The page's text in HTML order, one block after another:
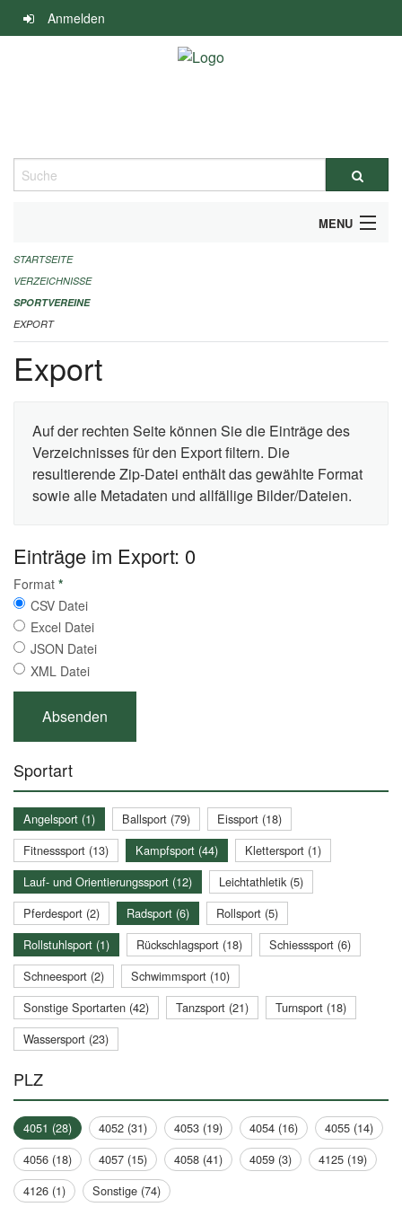
Navigation
überspringen
Anmelden
Suche
MENU
ALLGEMEINE INFORMATIONEN
FINANZIELLE UNTERSTÜTZUNG BENÖTIGT?
KONTAKT
STARTSEITE
VERZEICHNISSE
SPORTVEREINE
EXPORT
Export
Auf der rechten Seite können Sie die Einträge des
Verzeichnisses für den Export filtern. Die
resultierende Zip-Datei enthält das gewählte Format
sowie alle Metadaten und allfällige Bilder/Dateien.
Einträge im Export: 0
Format *
CSV Datei
Excel Datei
JSON Datei
XML Datei
Sportart
Angelsport (1) Ballsport (79)
Eissport (18)
Fitnesssport (13)
Kampfsport (44)
Klettersport (1)
Lauf- und Orientierungssport (12)
Leichtathletik (5)
Pferdesport (2)
Radsport (6)
Rollsport (5)
Rollstuhlsport (1)
Rückschlagsport (18)
Schiesssport (6)
Schneesport (2)
Schwimmsport (10)
Sonstige Sportarten (42)
Tanzsport (21)
Turnsport (18)
Wassersport (23)
PLZ
4051 (28) 4052 (31) 4053 (19) 4054 (16)
4055 (14)
4056 (18)
4057 (15) 4058 (41) 4059 (3)
4125 (19)
4126 (1)
Sonstige (74)